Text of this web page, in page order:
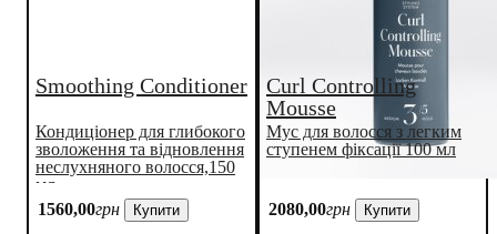
Smoothing Conditioner
Кондиціонер для глибокого
зволоження та відновлення
неслухняного волосся,150
мл
1560,00грн Купити
Curl Controlling
Mousse
Мус для волосся з легким
ступенем фіксації 100 мл
2080,00грн Купити